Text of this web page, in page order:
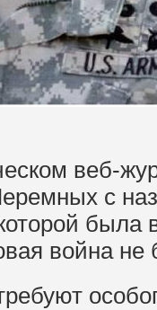
веб-
с
была
война не